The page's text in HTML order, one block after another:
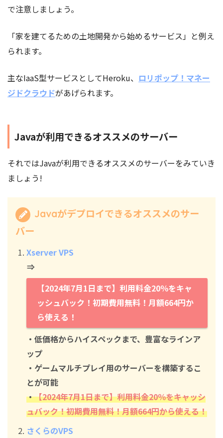
で注意しましょう。
「家を建てるための土地開発から始めるサービス」と例え
られます。
主なIaaS型サービスとしてHeroku、 ロリポップ！マネー
ジドクラウドがあげられます。
Javaが利用できるオススメのサーバー
それではJavaが利用できるオススメのサーバーをみていき
ましょう!
Javaがデプロイできるオススメのサー
バー
Xserver VPS
⇒
【2024年7月1日まで】利用料金20％をキャ
ッシュバック！初期費用無料！月額664円か
ら使える！
・低価格からハイスペックまで、豊富なラインア
ップ
・ゲームマルチプレイ用のサーバーを構築するこ
とが可能
・【2024年7月1日まで】利用料金20％をキャッシ
ュバック！初期費用無料！月額664円から使える！
さくらのVPS